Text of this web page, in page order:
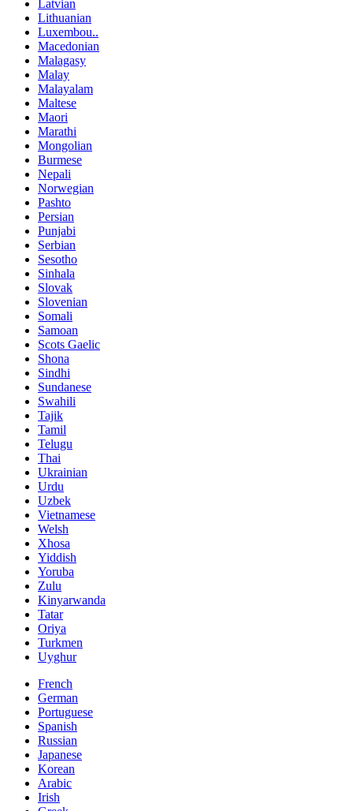
Latvian
Lithuanian
Luxembou..
Macedonian
Malagasy
Malay
Malayalam
Maltese
Maori
Marathi
Mongolian
Burmese
Nepali
Norwegian
Pashto
Persian
Punjabi
Serbian
Sesotho
Sinhala
Slovak
Slovenian
Somali
Samoan
Scots Gaelic
Shona
Sindhi
Sundanese
Swahili
Tajik
Tamil
Telugu
Thai
Ukrainian
Urdu
Uzbek
Vietnamese
Welsh
Xhosa
Yiddish
Yoruba
Zulu
Kinyarwanda
Tatar
Oriya
Turkmen
Uyghur
French
German
Portuguese
Spanish
Russian
Japanese
Korean
Arabic
Irish